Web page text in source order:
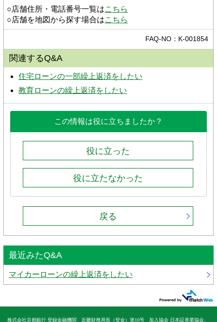
○店舗住所・電話番号一覧はこちら
○店舗を地図から探す場合はこちら
FAQ-NO：K-001854
関連するQ&A
住宅ローンの一部繰上返済をしたい
教育ローンの繰上返済をしたい
この情報は役に立ちましたか？
役に立った
役に立たなかった
戻る
最近みたQ&A
マイカーローンの繰上返済をしたい
株式会社京都銀行 登録金融機関 近畿財務局長（登金）第10号 加入協会 日本証券業協会、